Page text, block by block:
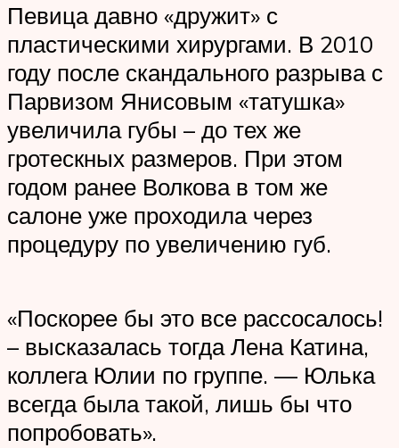
Певица давно «дружит» с
пластическими хирургами. В 2010
году после скандального разрыва с
Парвизом Янисовым «татушка»
увеличила губы – до тех же
гротескных размеров. При этом
годом ранее Волкова в том же
салоне уже проходила через
процедуру по увеличению губ.
«Поскорее бы это все рассосалось!
– высказалась тогда Лена Катина,
коллега Юлии по группе. — Юлька
всегда была такой, лишь бы что
попробовать».